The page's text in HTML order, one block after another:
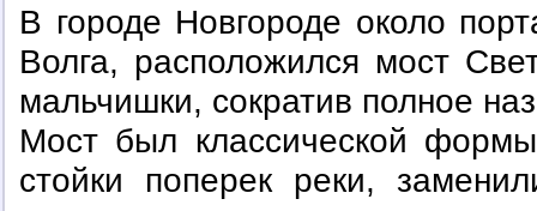
В городе Новгороде около
Волга, расположился мост
мальчишки, сократив полное
Мост был классической
стойки поперек реки,